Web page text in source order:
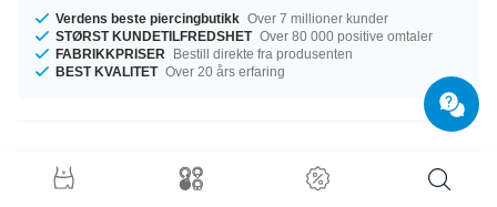
Verdens beste piercingbutikk Over 7 millioner kunder
STØRST KUNDETILFREDSHET Over 80 000 positive omtaler
FABRIKKPRISER
Bestill direkte fra produsenten
BEST KVALITET Over 20 års erfaring
Produktdetaljer